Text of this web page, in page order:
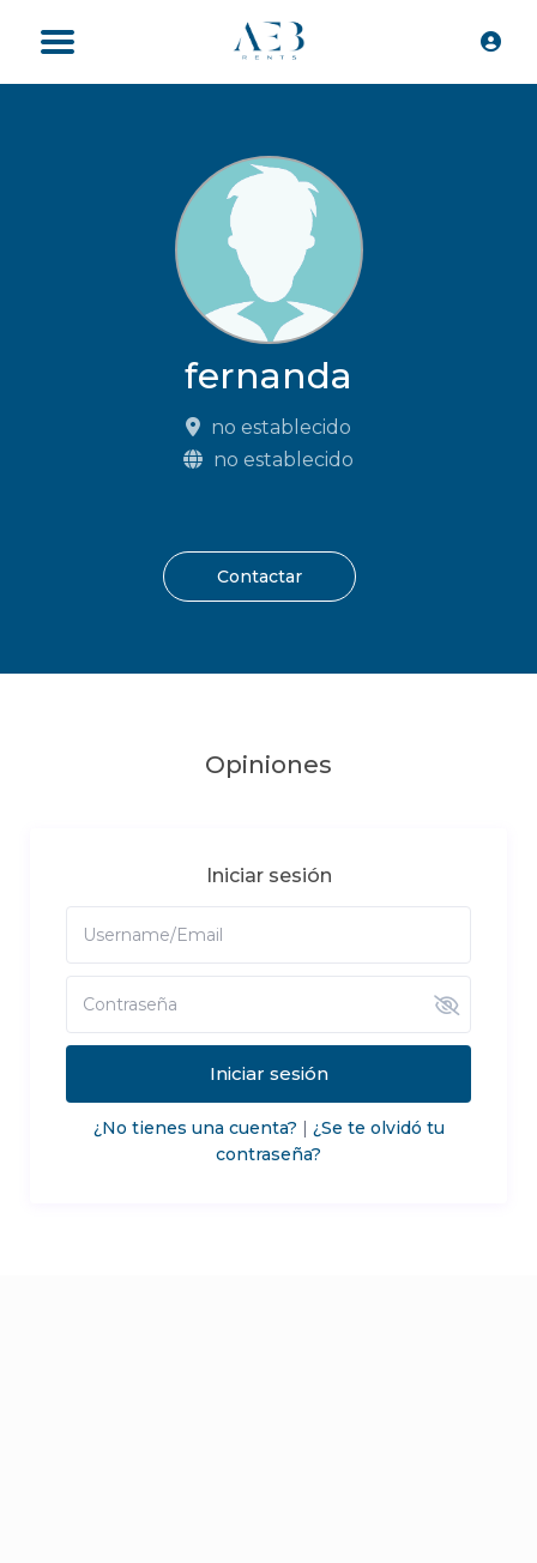
fernanda
no establecido
no establecido
Contactar
Opiniones
Iniciar sesión
Iniciar sesión
¿No tienes una cuenta? | ¿Se te olvidó tu
contraseña?